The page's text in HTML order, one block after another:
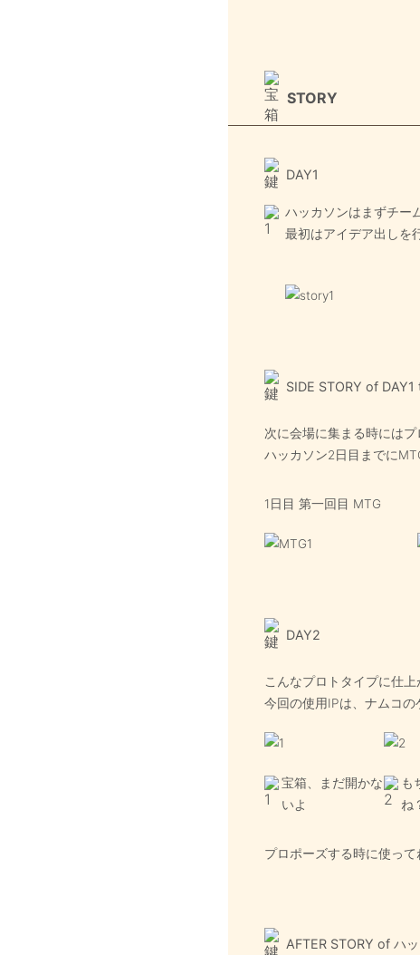
STORY
DAY1
ハッカソンはまずチー
最初はアイデア出しを
SIDE STORY of DAY1
次に会場に集まる時にはプ
ハッカソン2日目までに
1日目 第一回目 MTG
DAY2
こんなプロトタイプに仕上
今回の使用IPは、ナムコの
宝箱、まだ開かな
いよ
も
ね
プロポーズする時に使って
AFTER STORY of ハ